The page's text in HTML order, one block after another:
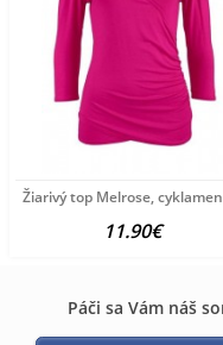
Žiarivý top Melrose,
11.90€
Páči sa Vám náš